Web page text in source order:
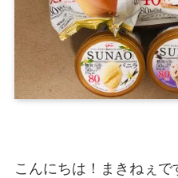
こんにちは！まきねぇで